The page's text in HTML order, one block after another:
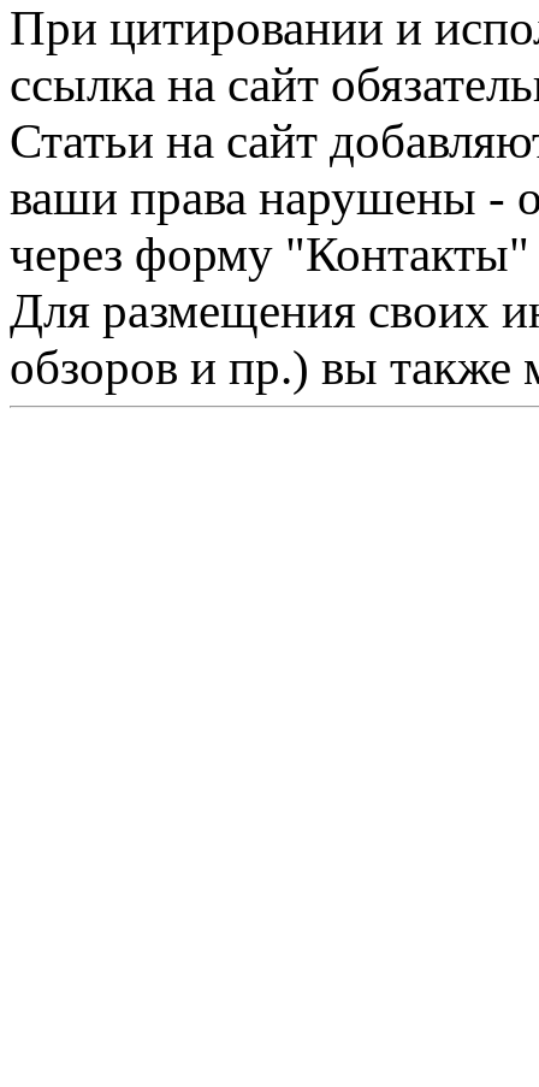
При цитировании и
ссылка на сайт
Статьи на сайт
ваши права нарушены -
через форму "Контакты"
Для размещения своих
обзоров и пр.) вы также